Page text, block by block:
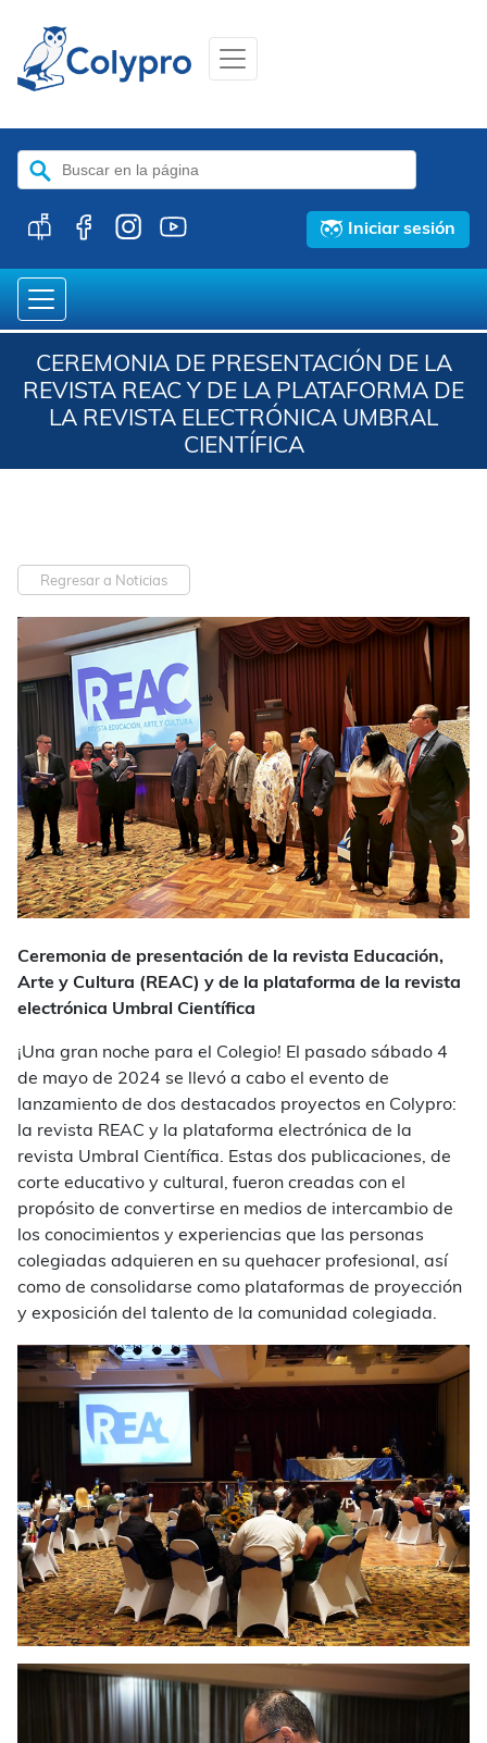
Buscar:
Iniciar sesión
CEREMONIA DE PRESENTACIÓN DE LA
REVISTA REAC Y DE LA PLATAFORMA DE
LA REVISTA ELECTRÓNICA UMBRAL
CIENTÍFICA
Regresar a Noticias
Ceremonia de presentación de la revista Educación,
Arte y Cultura (REAC) y de la plataforma de la revista
electrónica Umbral Científica
¡Una gran noche para el Colegio! El pasado sábado 4
de mayo de 2024 se llevó a cabo el evento de
lanzamiento de dos destacados proyectos en Colypro:
la revista REAC y la plataforma electrónica de la
revista Umbral Científica. Estas dos publicaciones, de
corte educativo y cultural, fueron creadas con el
propósito de convertirse en medios de intercambio de
los conocimientos y experiencias que las personas
colegiadas adquieren en su quehacer profesional, así
como de consolidarse como plataformas de proyección
y exposición del talento de la comunidad colegiada.